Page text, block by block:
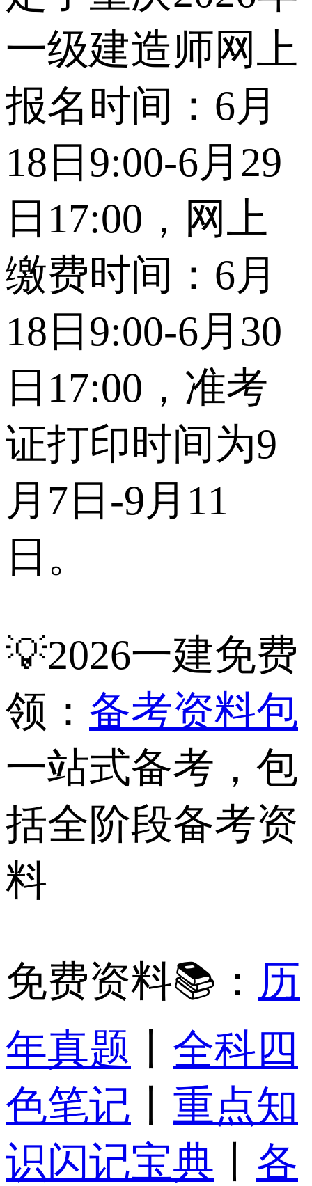
一级建造师网上
报名时间：6月
18日9:00-6月29
日17:00，网上
缴费时间：6月
18日9:00-6月30
日17:00，准考
证打印时间为9
月7日-9月11
日。
💡2026一建免费
领： 备考资料包
一站式备考，包
括全阶段备考资
料
免费资料📚： 历
年真题
全科四
色笔记
重点知
识闪记宝典
各